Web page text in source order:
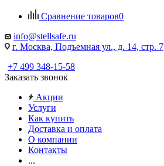
Сравнение товаров0
info@stellsafe.ru
г. Москва, Подъемная ул., д. 14, стр. 7
+7 499 348-15-58
Заказать звонок
Акции
Услуги
Как купить
Доставка и оплата
О компании
Контакты
...